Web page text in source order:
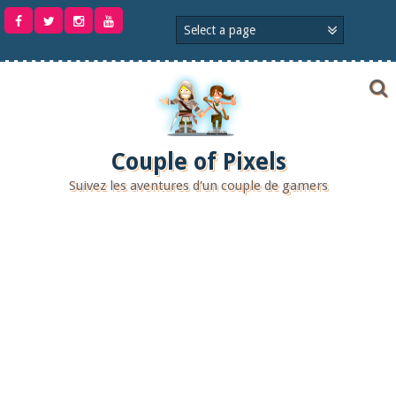
Aller
Couple of Pixels
Suivez les aventures d'un couple de gamers